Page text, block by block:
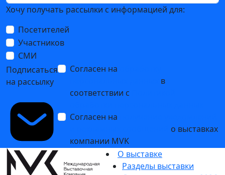
Хочу получать рассылки с информацией для:
Посетителей
Участников
СМИ
Подписаться
на рассылку
Согласен на
в
соответствии с
Согласен на
о выставках
компании MVK
О выставке
Разделы выставки